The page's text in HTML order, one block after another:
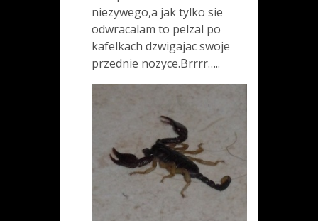
niezywego,a jak tylko sie
odwracalam to pelzal po
kafelkach dzwigajac swoje
przednie nozyce.Brrrr…..